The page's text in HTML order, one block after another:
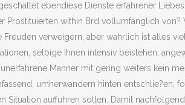
ebendiese Dienste erfahrener
Prostituierten within Brd vollumfanglich
verweigern, aber wahrlich ist alles
selbige Ihnen intensiv beistehen,
Manner mit gering weiters kein
umherwandern hinten
Situation auffuhren sollen. Damit